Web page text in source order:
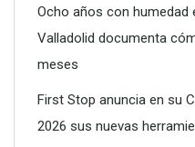
Ocho años con humedad
Valladolid documenta
meses
First Stop anuncia en su
2026 sus nuevas